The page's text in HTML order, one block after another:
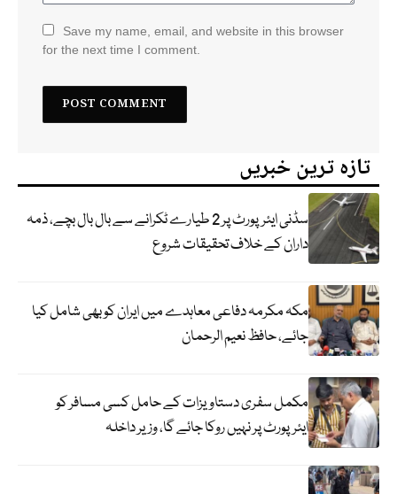
Save my name, email, and website in this browser
for the next time I comment.
تازہ ترین خبریں
سڈنی ایئرپورٹ پر 2 طیارے ٹکرانے سے بال بال بچے، ذمہ
داران کے خلاف تحقیقات شروع
مکہ مکرمہ دفاعی معاہدے میں ایران کو بھی شامل کیا
جائے، حافظ نعیم الرحمان
مکمل سفری دستاویزات کے حامل کسی مسافر کو
ایئرپورٹ پر نہیں روکا جائے گا، وزیر داخلہ